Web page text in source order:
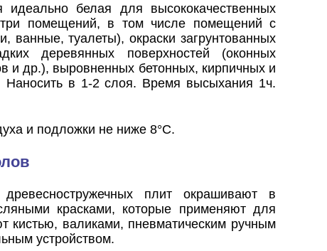
белая для высококачественных
помещений, в том числе помещений с
ванные, туалеты), окраски загрунтованных
деревянных поверхностей (оконных
и др.), выровненных бетонных, кирпичных и
Наносить в 1-2 слоя. Время высыхания 1ч.
и подложки не ниже 8°С.
плит окрашивают в
красками, которые применяют для
кистью, валиками, пневматическим ручным
устройством.